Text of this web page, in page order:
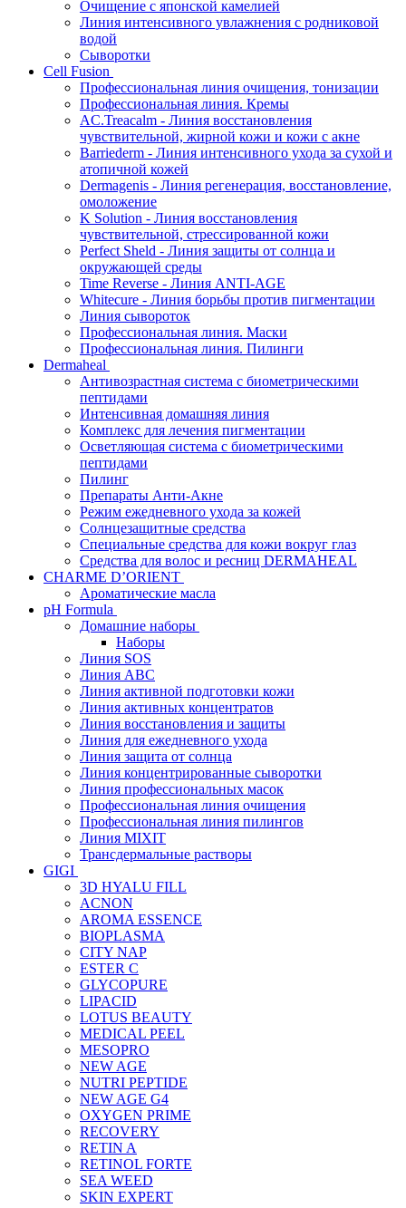
Очищение с японской камелией
Линия интенсивного увлажнения с родниковой
водой
Сыворотки
Cell Fusion
Профессиональная линия очищения, тонизации
Профессиональная линия. Кремы
AC.Treacalm - Линия восстановления
чувствительной, жирной кожи и кожи с акне
Barriederm - Линия интенсивного ухода за сухой и
атопичной кожей
Dermagenis - Линия регенерация, восстановление,
омоложение
K Solution - Линия восстановления
чувствительной, стрессированной кожи
Perfect Sheld - Линия защиты от солнца и
окружающей среды
Time Reverse - Линия ANTI-AGE
Whitecure - Линия борьбы против пигментации
Линия сывороток
Профессиональная линия. Маски
Профессиональная линия. Пилинги
Dermaheal
Антивозрастная система с биометрическими
пептидами
Интенсивная домашняя линия
Комплекс для лечения пигментации
Осветляющая система с биометрическими
пептидами
Пилинг
Препараты Анти-Акне
Режим ежедневного ухода за кожей
Солнцезащитные средства
Специальные средства для кожи вокруг глаз
Средства для волос и ресниц DERMAHEAL
CHARME D’ORIENT
Ароматические масла
pH Formula
Домашние наборы
Наборы
Линия SOS
Линия АВС
Линия активной подготовки кожи
Линия активных концентратов
Линия восстановления и защиты
Линия для ежедневного ухода
Линия защита от солнца
Линия концентрированные сыворотки
Линия профессиональных масок
Профессиональная линия очищения
Профессиональная линия пилингов
Линия MIXIT
Трансдермальные растворы
GIGI
3D HYALU FILL
ACNON
AROMA ESSENCE
BIOPLASMA
CITY NAP
ESTER C
GLYCOPURE
LIPACID
LOTUS BEAUTY
MEDICAL PEEL
MESOPRO
NEW AGE
NUTRI PEPTIDE
NEW AGE G4
OXYGEN PRIME
RECOVERY
RETIN A
RETINOL FORTE
SEA WEED
SKIN EXPERT